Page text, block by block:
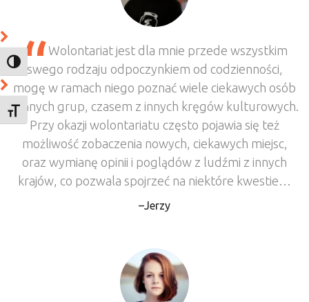
TOGGLE HIGH CONTRAST
TOGGLE FONT SIZE
Wolontariat jest dla mnie przede wszystkim
swego rodzaju odpoczynkiem od codzienności,
mogę w ramach niego poznać wiele ciekawych osób
z innych grup, czasem z innych kręgów kulturowych.
Przy okazji wolontariatu często pojawia się też
możliwość zobaczenia nowych, ciekawych miejsc,
oraz wymianę opinii i poglądów z ludźmi z innych
krajów, co pozwala spojrzeć na niektóre kwestie…
Jerzy